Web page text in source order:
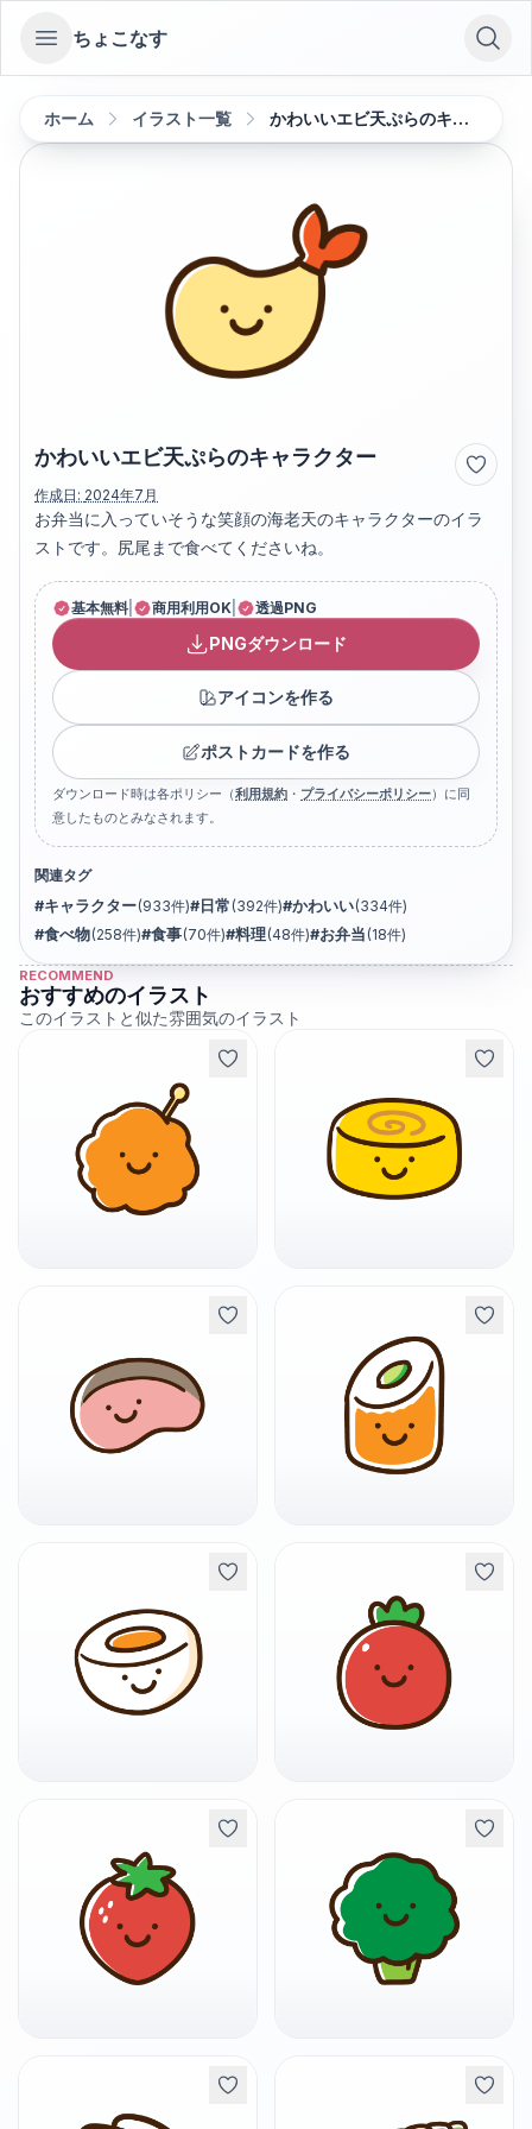
Open sidebar
ちょこなす
ホーム イラスト一覧 かわいいエビ天ぷらのキャラクター
かわいいエビ天ぷらのキャラクター
作成日: 2024年7月
お弁当に入っていそうな笑顔の海老天のキャラクターのイラ
ストです。尻尾まで食べてくださいね。
基本無料 商用利用OK 透過PNG
PNGダウンロード
アイコンを作る
ポストカードを作る
ダウンロード時は各ポリシー（利用規約 ・ プライバシーポリシー）に同
意したものとみなされます。
関連タグ
#キャラクター(933件)# 日常 (392件)#かわいい(334件)
#食べ物(258件)#食事(70件)#料理(48件)#お弁当 (18件)
RECOMMEND
おすすめのイラスト
このイラストと似た雰囲気のイラスト